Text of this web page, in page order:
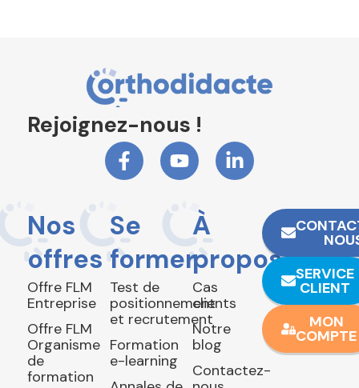
Rejoignez-nous !
Nos
offres
Offre FLM
Entreprise
Offre FLM
Organisme
de
formation
Se
former
Test de
positionnement
et recrutement
Formation
e-learning
À
propos
Cas
clients
Notre
blog
Contactez-
SERVICE
CLIENT
MON
COMPTE